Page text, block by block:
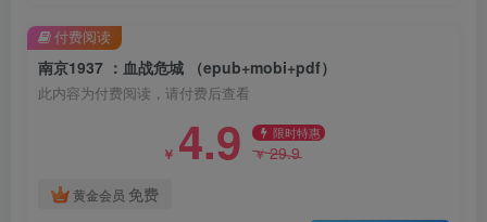
南京1937 ：血战危城 （epub+mobi+pdf）
此内容为付费阅读，请付费后查看
￥ 4.9 限时特惠
￥29.9
黄金会员 免费
付费阅读